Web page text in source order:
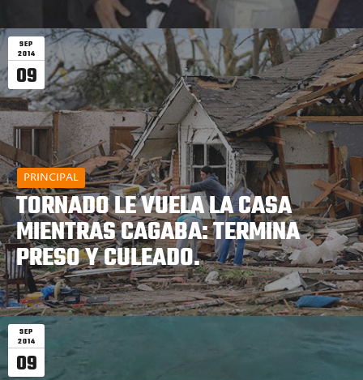
SEP
2014
09
PRINCIPAL
TORNADO LE VUELA LA CASA
MIENTRAS CAGABA: TERMINA
PRESO Y CULEADO.
SEP
2014
09